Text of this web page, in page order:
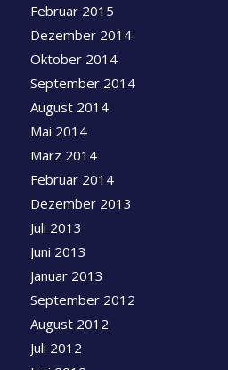
Februar 2015
Dezember 2014
Oktober 2014
September 2014
August 2014
Mai 2014
März 2014
Februar 2014
Dezember 2013
Juli 2013
Juni 2013
Januar 2013
September 2012
August 2012
Juli 2012